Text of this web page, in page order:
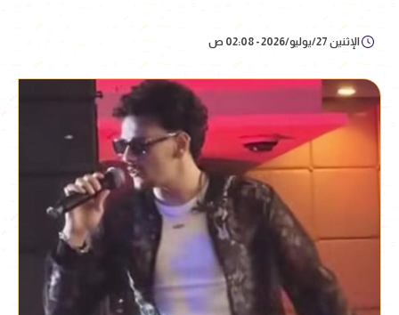
الإثنين 27/يوليو/2026 - 02:08 ص